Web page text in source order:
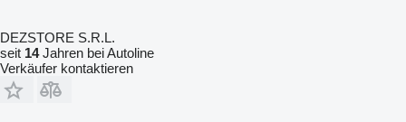
DEZSTORE S.R.L.
seit 14Jahren bei Autoline
Verkäufer kontaktieren